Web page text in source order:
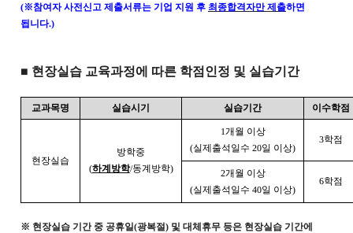
(※참여자 사전신고 제출서류는 기업 지원 후 최종합격자만 제출하면
됩니다.)
■ 현장실습 교육과정에 따른 학점인정 및 실습기간
교과목명 실습시기 실습기간 이수학점
현장실습
방학중
(하계방학/동계방학)
1 개월 이상
(실제출석일수20일 이상)
3학점
2개월 이상
(실제출석일수40일 이상)
6학점
※ 현장실습 기간 중 공휴일(광복절) 및 대체휴무 등은 현장실습 기간에